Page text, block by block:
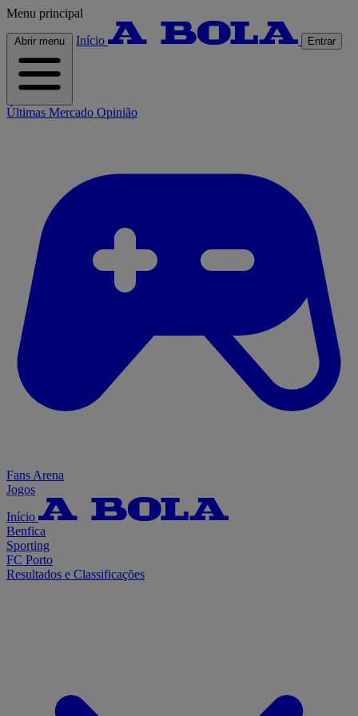
Menu principal
Abrir menu Início Entrar
Últimas Mercado Opinião
Fans Arena
Jogos
Início
Benfica
Sporting
FC Porto
Resultados e Classificações